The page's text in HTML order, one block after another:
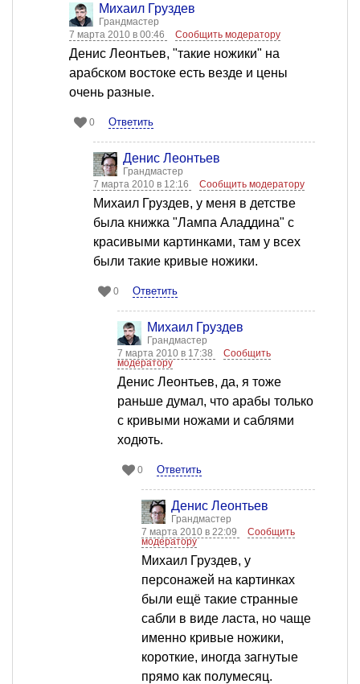
Михаил Груздев
Грандмастер
7 марта 2010 в 00:46
Сообщить модератору
Денис Леонтьев, "такие ножики" на
арабском востоке есть везде и цены
очень разные.
0 Ответить
Денис Леонтьев
Грандмастер
7 марта 2010 в 12:16
Сообщить модератору
Михаил Груздев, у меня в детстве
была книжка "Лампа Аладдина" с
красивыми картинками, там у всех
были такие кривые ножики.
0 Ответить
Михаил Груздев
Грандмастер
7 марта 2010 в 17:38
Сообщить
модератору
Денис Леонтьев, да, я тоже
раньше думал, что арабы только
с кривыми ножами и саблями
ходють.
0 Ответить
Денис Леонтьев
Грандмастер
7 марта 2010 в 22:09
Сообщить
модератору
Михаил Груздев, у
персонажей на картинках
были ещё такие странные
сабли в виде ласта, но чаще
именно кривые ножики,
короткие, иногда загнутые
прямо как полумесяц.